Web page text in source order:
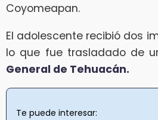
Coyomeapan.
El adolescente recibió dos
lo que fue trasladado de
General de Tehuacán.
Te puede interesar: